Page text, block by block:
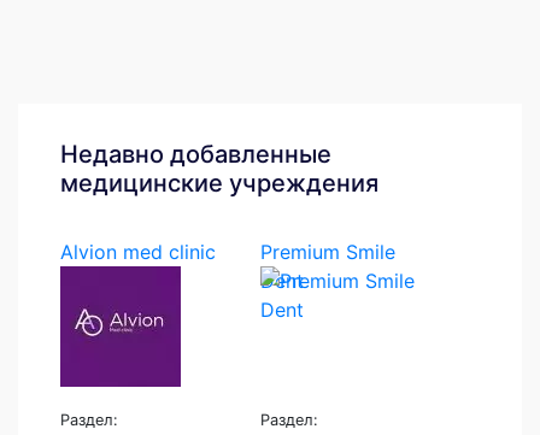
Недавно добавленные
медицинские учреждения
Alvion med clinic
Раздел:
Premium Smile
Dent
Раздел: